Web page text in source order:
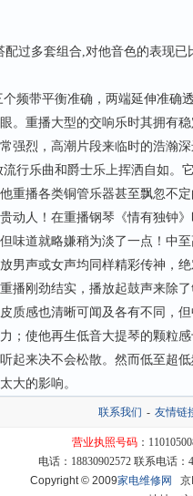
过多套组合,对他音色的表现
频带平衡准确，两端延伸准确
。重播大型的交响乐时其拥有
强烈，高潮片段来临时的浩瀚
行乐曲和爵士乐上挥洒自如。
重播各类铜管乐器甚至飘忽不
动人！在重播钢琴《情有独钟
味道就略嫌稍为淡了一点！中
男声或女声均同样精彩传神，
播刚劲结实，播放起鼓声来除
质感也清晰可闻及各有不同，
；使他再生低音大提琴的颗粒
起来决不会松散。然而低至超
大的影响。
联系我们 - 友情链
营业执照号码：
电话：18830902572 联系电话：
Copyright © 2009家电维修网
京